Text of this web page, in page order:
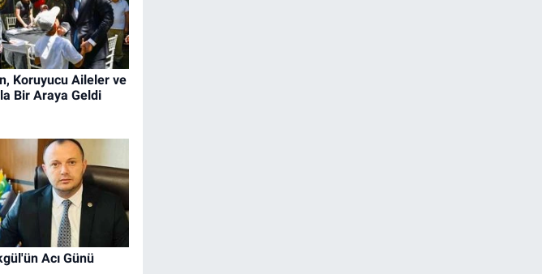
Koruyucu Aileler ve
Bir Araya Geldi
Acı Günü